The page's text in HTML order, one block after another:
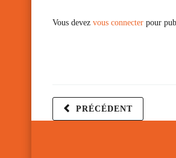
Vous devez vous connecter pour
PRÉCÉDENT